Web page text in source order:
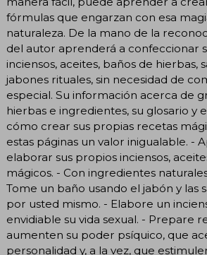
fórmulas que engarzan con esa
naturaleza. De la mano de la
del autor aprenderá a confeccionar
inciensos, aceites, baños de hierbas,
jabones rituales, sin necesidad de
especial. Su información acerca de
hierbas e ingredientes, su glosario y
cómo crear sus propias recetas
estas páginas un valor inigualable. -
elaborar sus propios inciensos,
mágicos. - Con ingredientes
Tome un baño usando el jabón y las
por usted mismo. - Elabore un
envidiable su vida sexual. - Prepare
aumenten su poder psíquico, que
personalidad y, a la vez, que